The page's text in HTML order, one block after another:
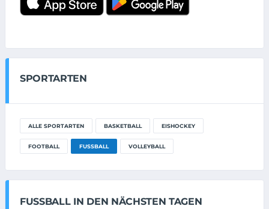
SPORTARTEN
ALLE SPORTARTEN BASKETBALL EISHOCKEY
FOOTBALL FUSSBALL VOLLEYBALL
FUSSBALL IN DEN NÄCHSTEN TAGEN